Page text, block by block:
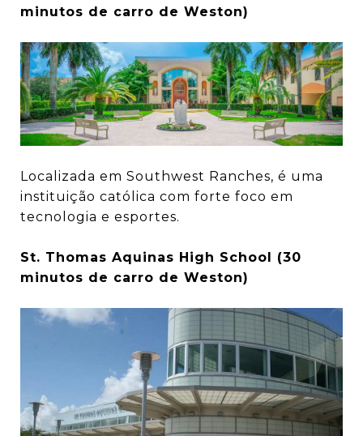
minutos de carro de Weston)
Localizada em Southwest Ranches, é uma
instituição católica com forte foco em
tecnologia e esportes.
St. Thomas Aquinas High School (30
minutos de carro de Weston)